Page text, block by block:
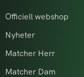
Officiell webshop
Nyheter
Matcher Herr
Matcher Dam